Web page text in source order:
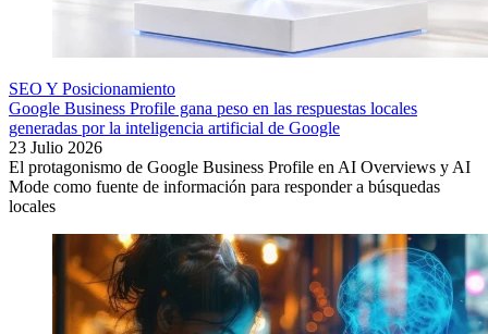
SEO Y Posicionamiento
Google Business Profile gana peso en las respuestas locales
generadas por la inteligencia artificial de Google
23 Julio 2026
El protagonismo de Google Business Profile en AI Overviews y AI
Mode como fuente de información para responder a búsquedas
locales